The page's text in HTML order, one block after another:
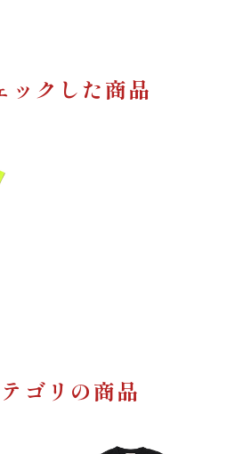
ックした商品
ゴリの商品